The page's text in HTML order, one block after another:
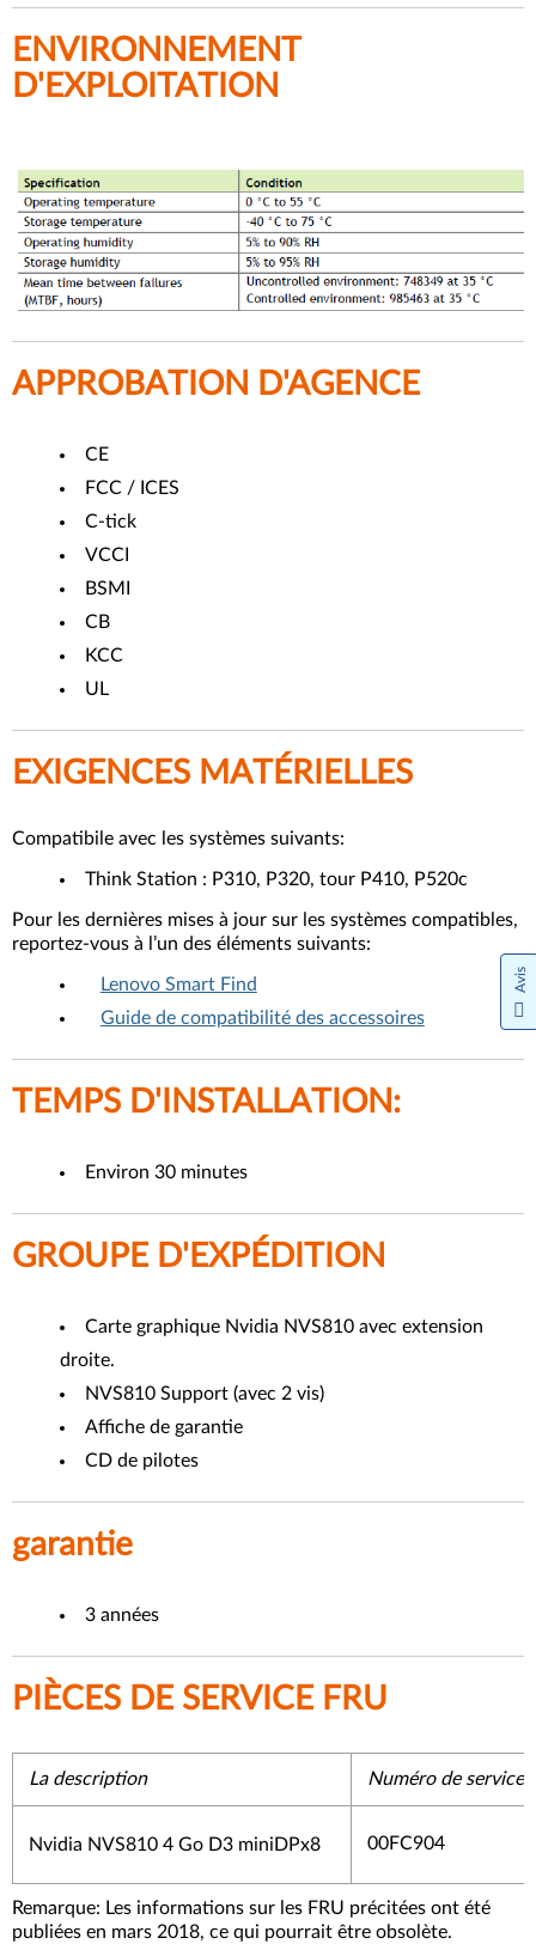
ENVIRONNEMENT
D'EXPLOITATION
APPROBATION D'AGENCE
CE
FCC / ICES
C-tick
VCCI
BSMI
CB
KCC
UL
EXIGENCES MATÉRIELLES
Compatibile avec les systèmes suivants:
Think Station : P310, P320, tour P410, P520c
Pour les dernières mises à jour sur les systèmes compatibles,
reportez-vous à l’un des éléments suivants:
Lenovo Smart Find
Guide de compatibilité des accessoires
TEMPS D'INSTALLATION:
Environ 30 minutes
GROUPE D'EXPÉDITION
Carte graphique Nvidia NVS810 avec extension
droite.
NVS810 Support (avec 2 vis)
Affiche de garantie
CD de pilotes
garantie
3 années
PIÈCES DE SERVICE FRU
La description Numéro de
Nvidia NVS810 4 Go D3 miniDPx8 00FC904
Remarque: Les informations sur les FRU précitées ont été
publiées en mars 2018, ce qui pourrait être obsolète.
Avis